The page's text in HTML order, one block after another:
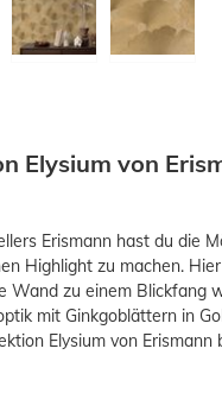
Elysium von
Erismann hast du die
Highlight zu machen.
Wand zu einem Blickfang
mit Ginkgoblättern in
Elysium von Erismann